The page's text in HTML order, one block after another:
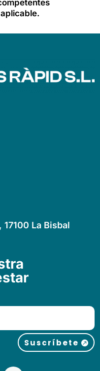
La Bisbal
Suscríbete